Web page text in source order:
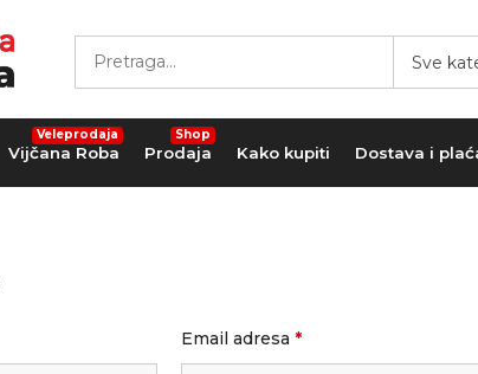
Sve
Vijčana Roba
Veleprodaja
Prodaja
Shop
Kako kupiti Dostava i
Email adresa *